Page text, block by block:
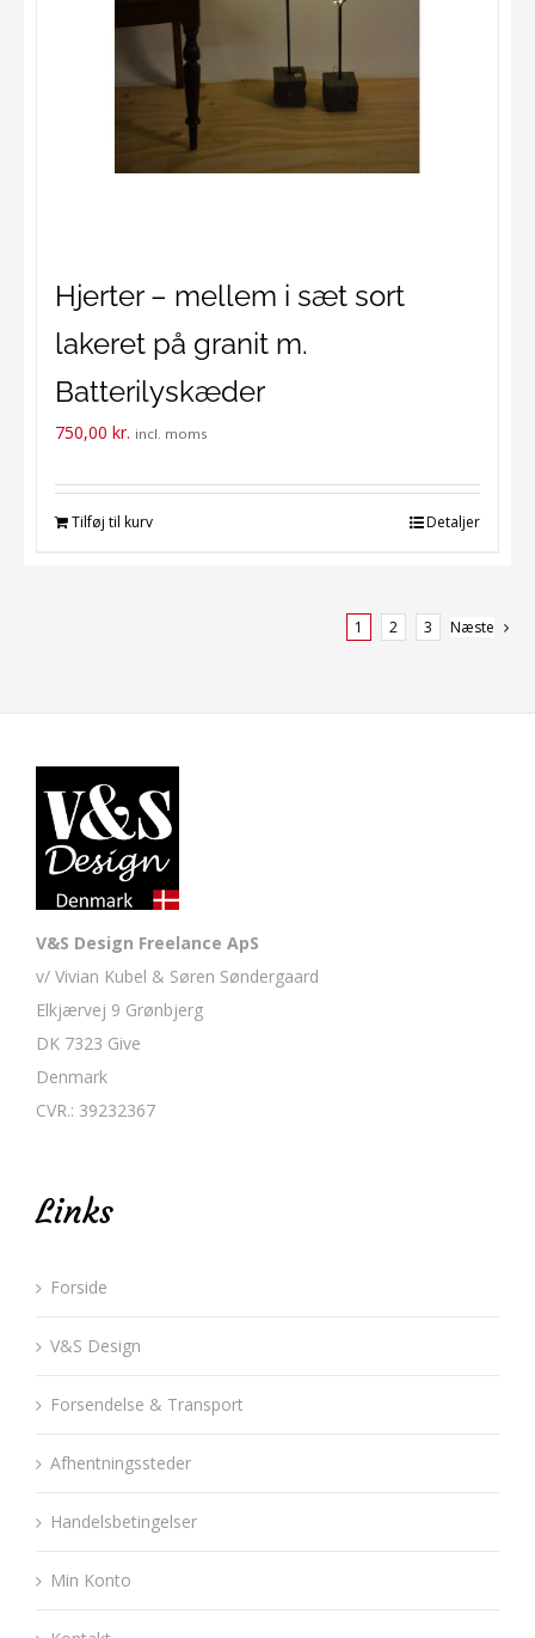
Hjerter – mellem i sæt sort
lakeret på granit m.
Batterilyskæder
750,00 kr. incl. moms
Tilføj til kurv Detaljer
1 2 3 Næste
V&S Design Freelance ApS
v/ Vivian Kubel & Søren Søndergaard
Elkjærvej 9 Grønbjerg
DK 7323 Give
Denmark
CVR.: 39232367
Links
Forside
V&S Design
Forsendelse & Transport
Afhentningssteder
Handelsbetingelser
Min Konto